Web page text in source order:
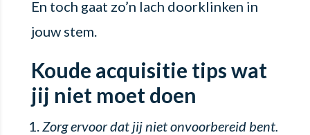
En toch gaat zo’n lach doorklinken in
jouw stem.
Koude acquisitie tips wat
jij niet moet doen
Zorg ervoor dat jij niet onvoorbereid bent.